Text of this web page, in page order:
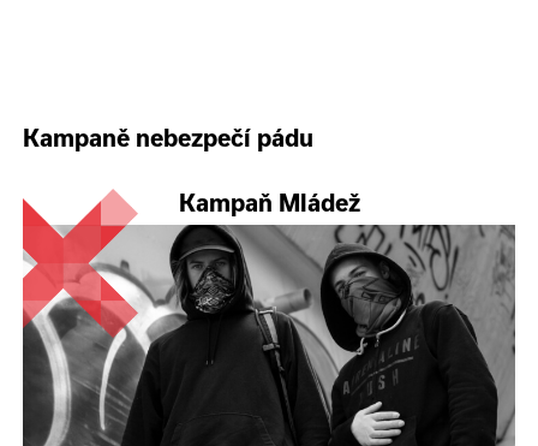
Kampaně nebezpečí pádu
Kampaň Mládež